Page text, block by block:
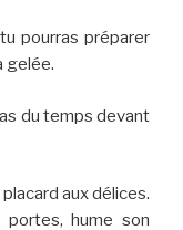
pourras préparer
gelée.
du temps devant
aux délices.
hume son